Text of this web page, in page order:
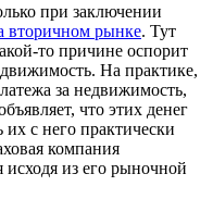
при заключении
вторичном рынке. Тут
то причине оспорит
На практике,
за недвижимость,
что этих денег
их с него практически
компания
из его рыночной